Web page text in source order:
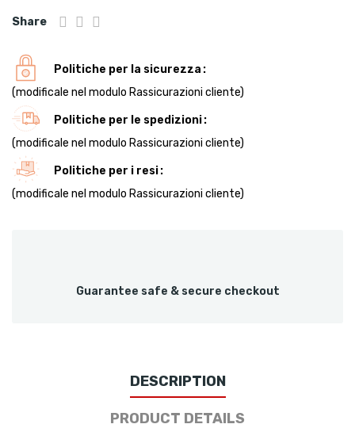
Share
Politiche per la sicurezza
(modificale nel modulo Rassicurazioni cliente)
Politiche per le spedizioni
(modificale nel modulo Rassicurazioni cliente)
Politiche per i resi
(modificale nel modulo Rassicurazioni cliente)
Guarantee safe & secure checkout
DESCRIPTION
PRODUCT DETAILS